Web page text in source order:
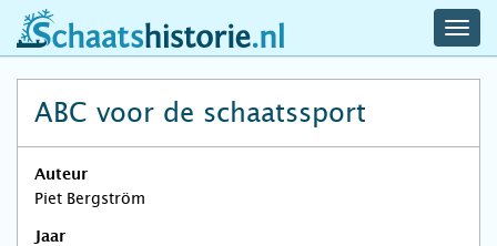
schaatshistorie.nl
ABC voor de schaatssport
Auteur
Piet Bergström
Jaar